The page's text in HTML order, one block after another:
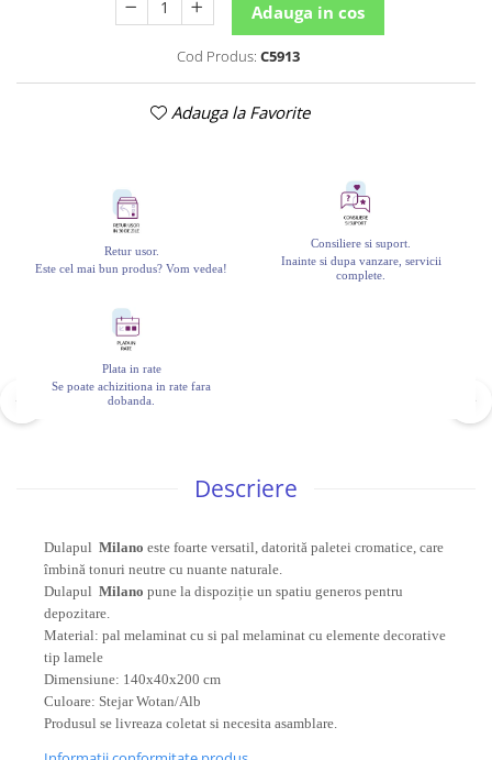
Adauga in cos
Cod Produs: C5913
Adauga la Favorite
Retur usor.
Este cel mai bun produs? Vom vedea!
Consiliere si suport.
Inainte si dupa vanzare, servicii
complete.
Plata in rate
Se poate achizitiona in rate fara
dobanda.
Descriere
Dulapul Milano este foarte versatil, datorită paletei cromatice, care
îmbină tonuri neutre cu nuante naturale.
Dulapul Milano pune la dispoziție un spatiu generos pentru
depozitare.
Material: pal melaminat cu si pal melaminat cu elemente decorative
tip lamele
Dimensiune: 140x40x200 cm
Culoare: Stejar Wotan/Alb
Produsul se livreaza coletat si necesita asamblare.